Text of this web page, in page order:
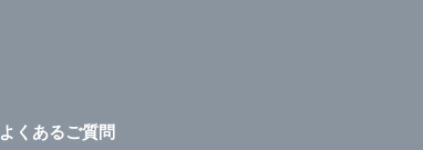
よくあるご質問